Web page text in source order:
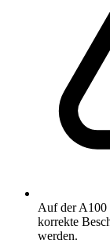
Auf der
korrekte
werden.